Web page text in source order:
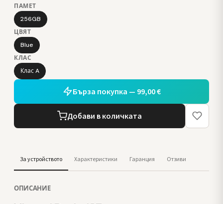
ПАМЕТ
256GB
ЦВЯТ
Blue
КЛАС
Клас A
Бърза покупка — 99,00 €
Добави в количката
За устройството Характеристики Гаранция Отзиви
ОПИСАНИЕ